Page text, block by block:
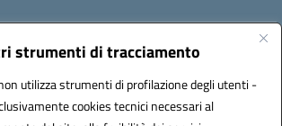
strumenti di tracciamento
utilizza strumenti di profilazione degli utenti -
cookies tecnici necessari al
60124 Ancona
(PEC):anic81100g@pec.istruzione.it